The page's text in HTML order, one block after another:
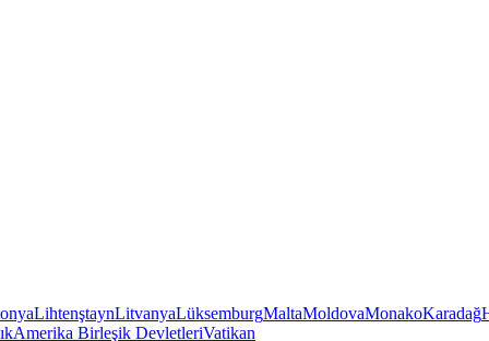
LihtenştaynLitvanyaLüksemburgMaltaMoldovaMonakoKaradağ
Amerika Birleşik DevletleriVatikan